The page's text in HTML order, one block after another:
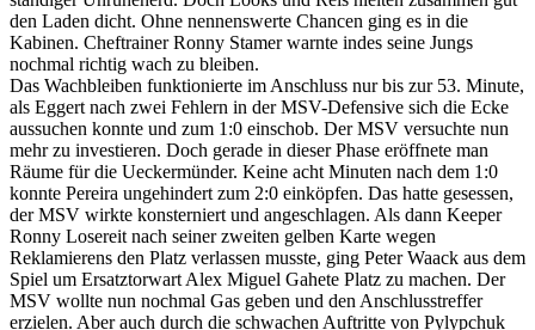
den Laden dicht. Ohne nennenswerte Chancen ging es in die
Kabinen. Cheftrainer Ronny Stamer warnte indes seine Jungs
nochmal richtig wach zu bleiben.
Das Wachbleiben funktionierte im Anschluss nur bis zur 53. Minute,
als Eggert nach zwei Fehlern in der MSV-Defensive sich die Ecke
aussuchen konnte und zum 1:0 einschob. Der MSV versuchte nun
mehr zu investieren. Doch gerade in dieser Phase eröffnete man
Räume für die Ueckermünder. Keine acht Minuten nach dem 1:0
konnte Pereira ungehindert zum 2:0 einköpfen. Das hatte gesessen,
der MSV wirkte konsterniert und angeschlagen. Als dann Keeper
Ronny Losereit nach seiner zweiten gelben Karte wegen
Reklamierens den Platz verlassen musste, ging Peter Waack aus dem
Spiel um Ersatztorwart Alex Miguel Gahete Platz zu machen. Der
MSV wollte nun nochmal Gas geben und den Anschlusstreffer
erzielen. Aber auch durch die schwachen Auftritte von Pylypchuk